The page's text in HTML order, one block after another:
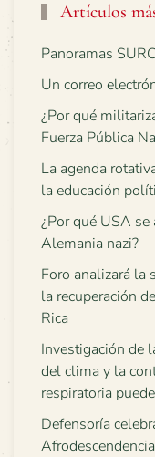
Artículos
Panoramas
Un correo
¿Por qué
Fuerza Pública
La agenda
la educación
¿Por qué USA
Alemania nazi?
Foro analizará la
la recuperación
Rica
Investigación de
del clima y la
respiratoria
Defensoría
Afrodescendencia